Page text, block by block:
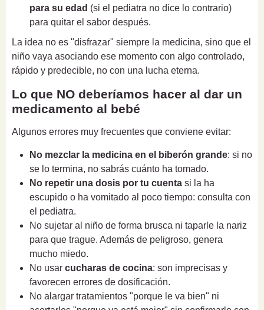
para su edad (si el pediatra no dice lo contrario)
para quitar el sabor después.
La idea no es "disfrazar" siempre la medicina, sino que el
niño vaya asociando ese momento con algo controlado,
rápido y predecible, no con una lucha eterna.
Lo que NO deberíamos hacer al dar un
medicamento al bebé
Algunos errores muy frecuentes que conviene evitar:
No mezclar la medicina en el biberón grande: si no
se lo termina, no sabrás cuánto ha tomado.
No repetir una dosis por tu cuenta si la ha
escupido o ha vomitado al poco tiempo: consulta con
el pediatra.
No sujetar al niño de forma brusca ni taparle la nariz
para que trague. Además de peligroso, genera
mucho miedo.
No usar cucharas de cocina: son imprecisas y
favorecen errores de dosificación.
No alargar tratamientos "porque le va bien" ni